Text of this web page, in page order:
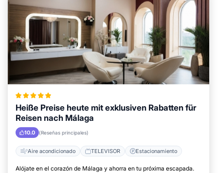
Heiße Preise heute mit exklusiven Rabatten für
Reisen nach Málaga
10.0 (Reseñas principales)
Aire acondicionado TELEVISOR Estacionamiento
Alójate en el corazón de Málaga y ahorra en tu próxima escapada.